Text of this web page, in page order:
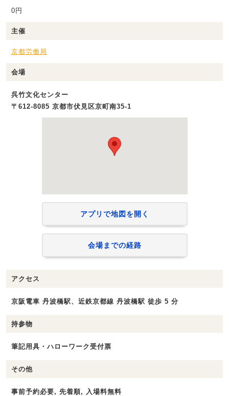
0円
主催
京都労働局
会場
呉竹文化センター
〒612-8085 京都市伏見区京町南35-1
アプリで地図を開く
会場までの経路
アクセス
京阪電車 丹波橋駅、近鉄京都線 丹波橋駅 徒歩 5 分
持参物
筆記用具・ハローワーク受付票
その他
事前予約必要, 先着順, 入場料無料